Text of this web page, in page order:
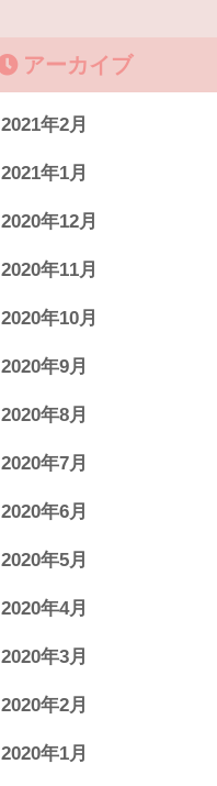
アーカイブ
2021年2月
2021年1月
2020年12月
2020年11月
2020年10月
2020年9月
2020年8月
2020年7月
2020年6月
2020年5月
2020年4月
2020年3月
2020年2月
2020年1月